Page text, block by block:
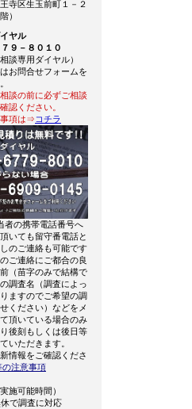
寺区生玉前町１－２
）
ヤル
９－８０１０
談専用ダイヤル）
お問合せフォームを
談の前に必ずご相談
認ください。
項は⇒ コチラ
者の携帯電話番号へ
いても留守番電話と
のご連絡も可能です
ご連絡にご都合の良
（苗字のみで結構で
調査名（調査によっ
ますのでご希望の調
ください）などをメ
頂いている場合のみ
後刻もしくは後日等
いただきます。
情報をご確認くださ
の注意事項
実施可能時間）
で調査に対応